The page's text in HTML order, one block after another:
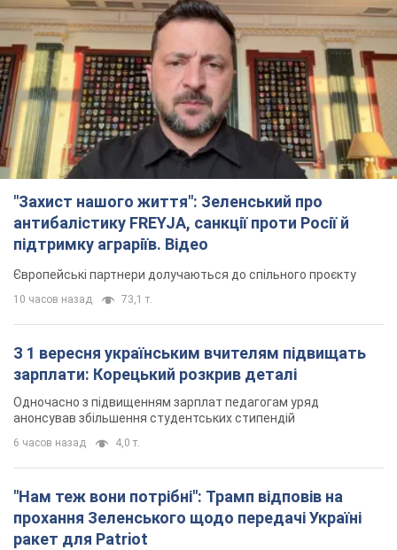
"Захист нашого життя": Зеленський про
антибалістику FREYJA, санкції проти Росії й
підтримку аграріїв. Відео
Європейські партнери долучаються до спільного проєкту
10 часов назад 73,1 т.
З 1 вересня українським вчителям підвищать
зарплати: Корецький розкрив деталі
Одночасно з підвищенням зарплат педагогам уряд
анонсував збільшення студентських стипендій
6 часов назад 4,0 т.
"Нам теж вони потрібні": Трамп відповів на
прохання Зеленського щодо передачі Україні
ракет для Patriot